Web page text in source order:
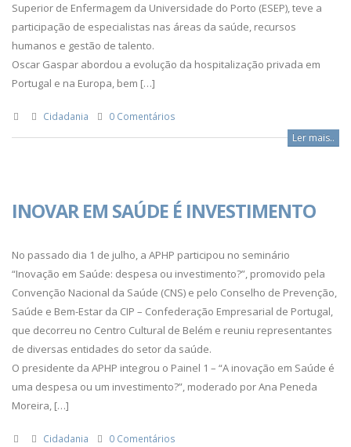
Superior de Enfermagem da Universidade do Porto (ESEP), teve a
participação de especialistas nas áreas da saúde, recursos
humanos e gestão de talento.
Oscar Gaspar abordou a evolução da hospitalização privada em
Portugal e na Europa, bem […]
Cidadania 0 Comentários
Ler mais..
INOVAR EM SAÚDE É INVESTIMENTO
No passado dia 1 de julho, a APHP participou no seminário
“Inovação em Saúde: despesa ou investimento?”, promovido pela
Convenção Nacional da Saúde (CNS) e pelo Conselho de Prevenção,
Saúde e Bem-Estar da CIP – Confederação Empresarial de Portugal,
que decorreu no Centro Cultural de Belém e reuniu representantes
de diversas entidades do setor da saúde.
O presidente da APHP integrou o Painel 1 – “A inovação em Saúde é
uma despesa ou um investimento?”, moderado por Ana Peneda
Moreira, […]
Cidadania 0 Comentários